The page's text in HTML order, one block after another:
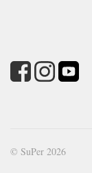
© SuPer 2026